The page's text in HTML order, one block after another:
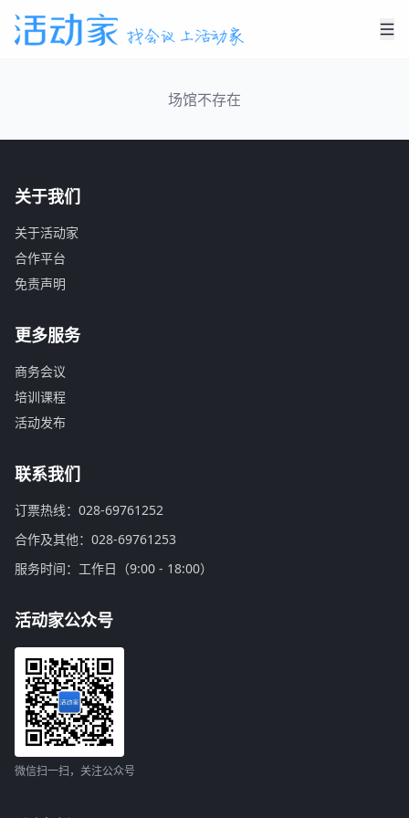
场馆不存在
关于我们
关于活动家
合作平台
免责声明
更多服务
商务会议
培训课程
活动发布
联系我们
订票热线：028-69761252
合作及其他：028-69761253
服务时间：工作日（9:00 - 18:00）
活动家公众号
微信扫一扫，关注公众号